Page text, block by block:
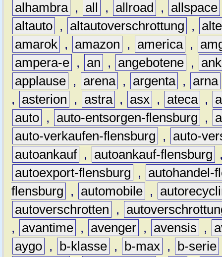
alhambra , all , allroad , allspace
altauto , altautoverschrottung ,
amarok , amazon , america ,
ampera-e , an , angebotene ,
applause , arena , argenta , arna
,
asterion , astra , asx , ateca ,
auto , auto-entsorgen-flensburg ,
auto-verkaufen-flensburg
,
auto-
autoankauf , autoankauf-flensburg
autoexport-flensburg
,
autohandel-
flensburg
, automobile ,
autoverschrotten
,
,
avantime , avenger , avensis ,
aygo , b-klasse , b-max , b-serie